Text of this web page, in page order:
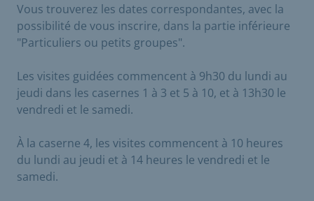
Vous trouverez les dates correspondantes, avec la
possibilité de vous inscrire, dans la partie inférieure
"Particuliers ou petits groupes".
Les visites guidées commencent à 9h30 du lundi au
jeudi dans les casernes 1 à 3 et 5 à 10, et à 13h30 le
vendredi et le samedi.
À la caserne 4, les visites commencent à 10 heures
du lundi au jeudi et à 14 heures le vendredi et le
samedi.